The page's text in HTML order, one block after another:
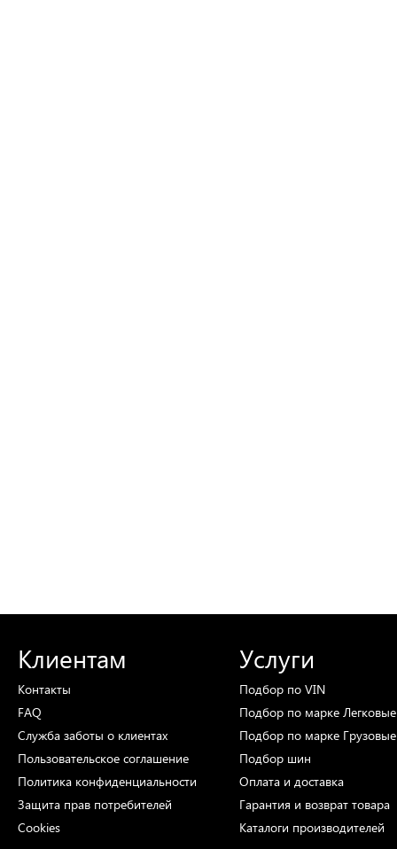
Клиентам
Контакты
FAQ
Служба заботы о клиентах
Пользовательское соглашение
Политика конфиденциальности
Защита прав потребителей
Cookies
Услуги
Подбор по VIN
Подбор по марке
Подбор по марке
Подбор шин
Оплата и доставка
Гарантия и возврат товара
Каталоги производителей